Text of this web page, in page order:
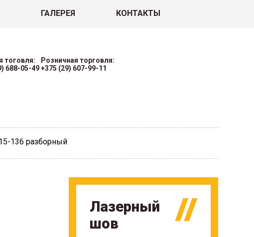
ГАЛЕРЕЯ КОНТАКТЫ
тоговля:
688-05-49
Розничная торговля:
+375 (29) 607-99-11
136 разборный
Лазерный
шов